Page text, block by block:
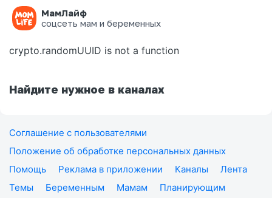
МамЛайф
соцсеть мам и беременных
Ошибка на странице
crypto.randomUUID is not a function
Найдите нужное в каналах
Соглашение с пользователями
Положение об обработке персональных данных
Помощь
Реклама в приложении Каналы
Лента
Темы
Беременным Мамам
Планирующим